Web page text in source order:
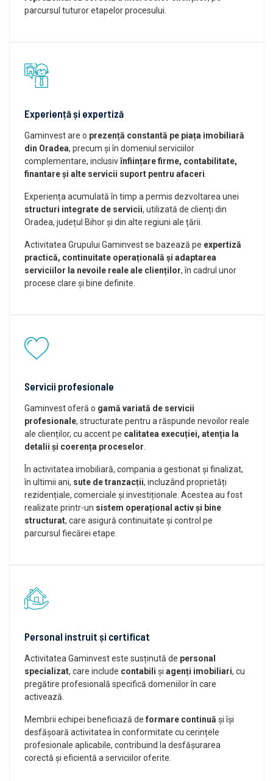
parcursul tuturor etapelor procesului.
Experiență și expertiză
Gaminvest are o prezență constantă pe piața imobiliară
din Oradea, precum și în domeniul serviciilor
complementare, inclusivînființare firme, contabilitate,
finantare și alte servicii suport pentru afaceri
Experiența acumulată în timp a permis dezvoltarea unei
structuri integrate de servicii, utilizată de clienți din
Oradea, județul Bihor și din alte regiuni ale țării.
Activitatea Grupului Gaminvest se bazează pe expertiză
practică, continuitate operațională și adaptarea
serviciilor la nevoile reale ale clienților, în cadrul unor
procese clare și bine definite.
Servicii profesionale
Gaminvest oferă o gamă variată de servicii
profesionale, structurate pentru a răspunde nevoilor reale
ale clienților, cu accent pe calitatea execuției, atenția la
detalii și coerența proceselor
În activitatea imobiliară, compania a gestionat și finalizat,
în ultimii ani, sute de tranzacții, incluzând proprietăți
rezidențiale, comerciale și investiționale. Acestea au fost
realizate printr-un sistem operațional activ și bine
structurat, care asigură continuitate și control pe
parcursul fiecărei etape.
Personal instruit și certificat
Activitatea Gaminvest este susținută de personal
specializat, care include contabili și agenți imobiliari, cu
pregătire profesională specifică domeniilor în care
activează.
Membrii echipei beneficiază de formare continuă și își
desfășoară activitatea în conformitate cu cerințele
profesionale aplicabile, contribuind la desfășurarea
corectă și eficientă a serviciilor oferite.